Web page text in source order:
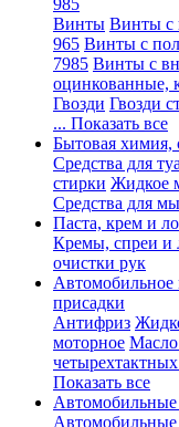
985
Винты Винты с
965 Винты с
7985 Винты с
оцинкованные,
Гвозди Гвозди
... Показать все
Бытовая химия,
Средства для
стирки Жидкое
Средства для
Паста, крем и
Кремы, спреи и
очистки рук
Автомобильное
присадки
Антифриз
моторное Масло
Показать все